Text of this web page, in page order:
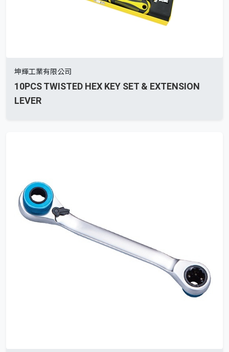
坤輝工業有限公司
10PCS TWISTED HEX KEY SET & EXTENSION
LEVER